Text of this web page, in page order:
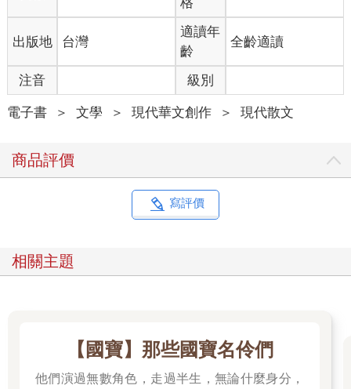
出版地 台灣
適讀年
齡
全齡適讀
注音 級別
電子書 ＞ 文學 ＞ 現代華文創作 ＞ 現代散文
商品評價
寫評價
相關主題
【國寶】那些國寶名伶們
他們演過無數角色，走過半生，無論什麼身分，